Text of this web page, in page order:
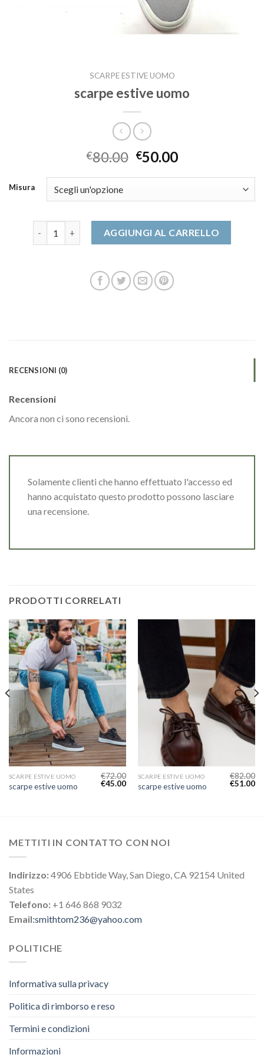
SCARPE ESTIVE UOMO
scarpe estive uomo
€80.00 €50.00
Misura
scarpe estive uomo quantitàAGGIUNGI AL CARRELLO
RECENSIONI (0)
Recensioni
Ancora non ci sono recensioni.
Solamente clienti che hanno effettuato l'accesso ed
hanno acquistato questo prodotto possono lasciare
una recensione.
PRODOTTI CORRELATI
SCARPE ESTIVE UOMO
scarpe estive uomo
€72.00
€45.00
SCARPE ESTIVE UOMO
scarpe estive uomo
€82.00
€51.00
METTITI IN CONTATTO CON NOI
Indirizzo:4906 Ebbtide Way, San Diego, CA 92154 United
States
Telefono: +1 646 868 9032
Email:smithtom236@yahoo.com
POLITICHE
Informativa sulla privacy
Politica di rimborso e reso
Termini e condizioni
Informazioni